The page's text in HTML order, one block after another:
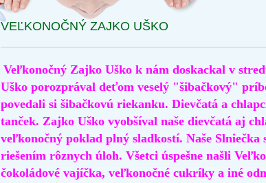
VEĽKONOČNÝ ZAJKO UŠKO
Veľkonočný Zajko Uško k nám doskackal v
Uško porozprával deťom veselý "šibačkový"
povedali si šibačkovú riekanku. Dievčatá a
tanček. Zajko Uško vyobšíval naše dievčatá aj
veľkonočný poklad plný sladkostí. Naše
riešením rôznych úloh. Všetci úspešne našli
čokoládové vajíčka, veľkonočné cukríky a iné